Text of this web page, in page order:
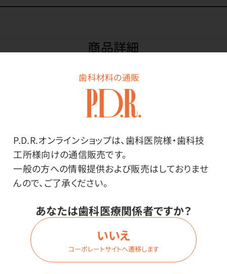
歯科材料の通販
P.D.R.オンラインショップは、歯科医院様・歯科技
工所様向けの通信販売です。
一般の方への情報提供および販売はしておりませ
んので、ご了承ください。
あなたは歯科医療関係者ですか？
いいえ
コーポレートサイトへ遷移します
商品詳細
ます。ノズル先端が細いのでピンポイントの注水にも適し
ています。
広口なので液体が入れやすい。